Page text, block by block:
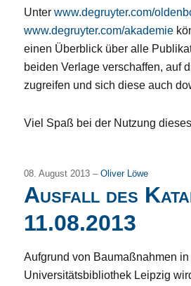
Unterwww.degruyter.com/
www.degruyter.com/akademie
einen Überblick über alle
beiden Verlage verschaffen, auf
zugreifen und sich diese auch
Viel Spaß bei der Nutzung
08. August 2013 –Oliver Löwe
Ausfall des
11.08.2013
Aufgrund von Baumaßnahmen in
Universitätsbibliothek Leipzig